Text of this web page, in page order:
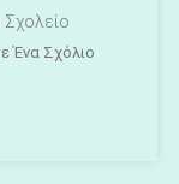
Ένα ΣχόλιοΓια